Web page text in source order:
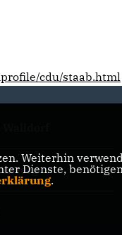
cdu/staab.html
Weiterhin
Dienste,
.